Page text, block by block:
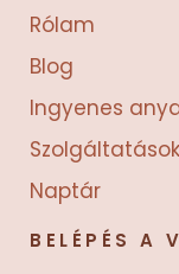
Rólam
Blog
Ingyenes
Szolgáltatások
Naptár
BELÉPÉS A